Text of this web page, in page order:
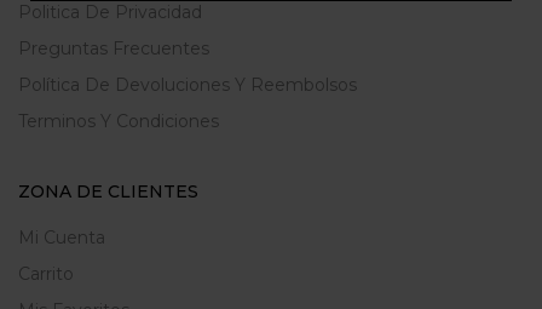
Politica De Privacidad
Preguntas Frecuentes
Política De Devoluciones Y Reembolsos
Terminos Y Condiciones
ZONA DE CLIENTES
Mi Cuenta
Carrito